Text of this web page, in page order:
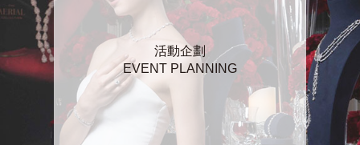
活動企劃
EVENT PLANNING